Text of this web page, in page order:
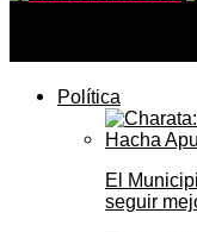
Política
El
seguir